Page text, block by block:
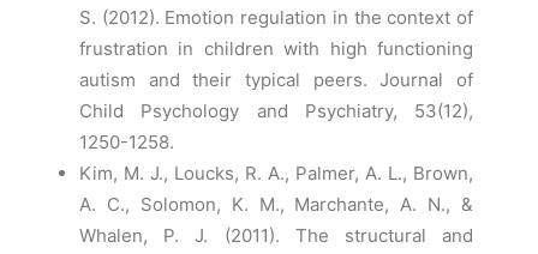
S. (2012). Emotion regulation in the context of
frustration in children with high functioning
autism and their typical peers. Journal of
Child Psychology and Psychiatry, 53(12),
1250-1258.
Kim, M. J., Loucks, R. A., Palmer, A. L., Brown,
A. C., Solomon, K. M., Marchante, A. N., &
Whalen, P. J. (2011). The structural and